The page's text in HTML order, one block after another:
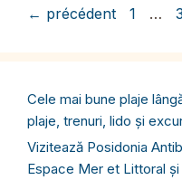
← précédent Page
1 … 3
Cele mai bune plaje
plaje, trenuri, lido și
Vizitează Posidonia
Espace Mer et Littoral